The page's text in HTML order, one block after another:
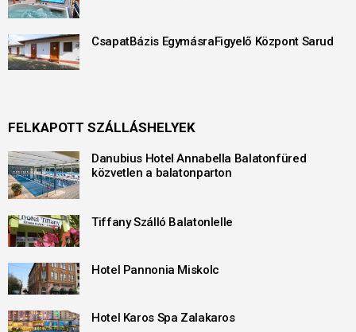
CsapatBázis EgymásraFigyelő Központ Sarud
FELKAPOTT SZÁLLÁSHELYEK
Danubius Hotel Annabella Balatonfüred
közvetlen a balatonparton
Tiffany Szálló Balatonlelle
Hotel Pannonia Miskolc
Hotel Karos Spa Zalakaros